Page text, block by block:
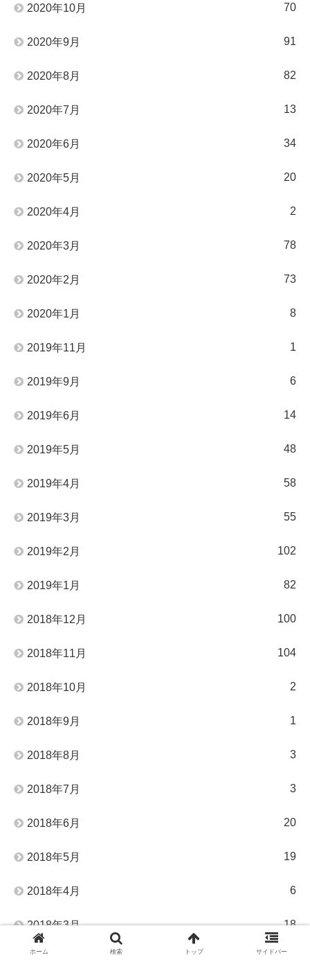
2020年10月 70
2020年9月 91
2020年8月 82
2020年7月 13
2020年6月 34
2020年5月 20
2020年4月 2
2020年3月 78
2020年2月 73
2020年1月 8
2019年11月 1
2019年9月 6
2019年6月 14
2019年5月 48
2019年4月 58
2019年3月 55
2019年2月 102
2019年1月 82
2018年12月 100
2018年11月 104
2018年10月 2
2018年9月 1
2018年8月 3
2018年7月 3
2018年6月 20
2018年5月 19
2018年4月 6
2018年3月 18
ホーム 検索 トップ サイドバー